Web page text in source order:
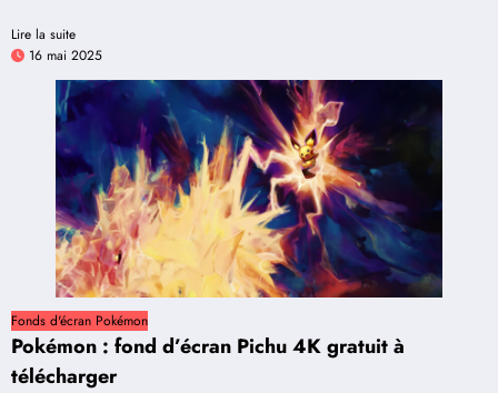
Lire la suite
16 mai 2025
Fonds d'écran Pokémon
Pokémon : fond d’écran Pichu 4K gratuit à
télécharger